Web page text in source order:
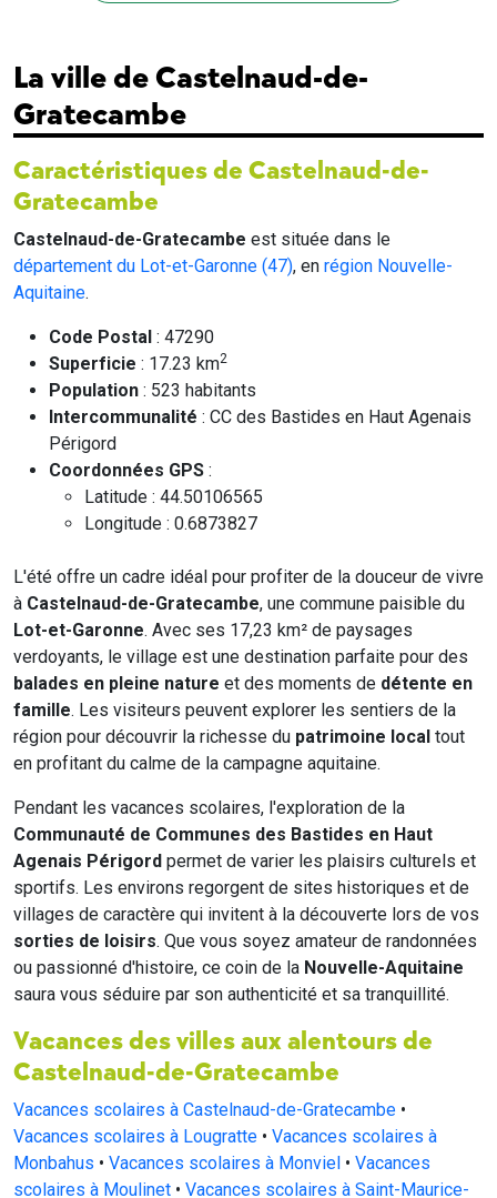
La ville de Castelnaud-de-
Gratecambe
Caractéristiques de Castelnaud-de-
Gratecambe
Castelnaud-de-Gratecambe est située dans le
département du Lot-et-Garonne (47), en région Nouvelle-
Aquitaine.
Code Postal : 47290
Superficie : 17.23 km2
Population : 523 habitants
Intercommunalité : CC des Bastides en Haut Agenais
Périgord
Coordonnées GPS :
Latitude : 44.50106565
Longitude : 0.6873827
L'été offre un cadre idéal pour profiter de la douceur de vivre
à Castelnaud-de-Gratecambe, une commune paisible du
Lot-et-Garonne. Avec ses 17,23 km² de paysages
verdoyants, le village est une destination parfaite pour des
balades en pleine nature et des moments de détente en
famille. Les visiteurs peuvent explorer les sentiers de la
région pour découvrir la richesse du patrimoine local tout
en profitant du calme de la campagne aquitaine.
Pendant les vacances scolaires, l'exploration de la
Communauté de Communes des Bastides en Haut
Agenais Périgord permet de varier les plaisirs culturels et
sportifs. Les environs regorgent de sites historiques et de
villages de caractère qui invitent à la découverte lors de vos
sorties de loisirs. Que vous soyez amateur de randonnées
ou passionné d'histoire, ce coin de la Nouvelle-Aquitaine
saura vous séduire par son authenticité et sa tranquillité.
Vacances des villes aux alentours de
Castelnaud-de-Gratecambe
Vacances scolaires à Castelnaud-de-Gratecambe •
Vacances scolaires à Lougratte • Vacances scolaires à
Monbahus • Vacances scolaires à Monviel • Vacances
scolaires à Moulinet • Vacances scolaires à Saint-Maurice-